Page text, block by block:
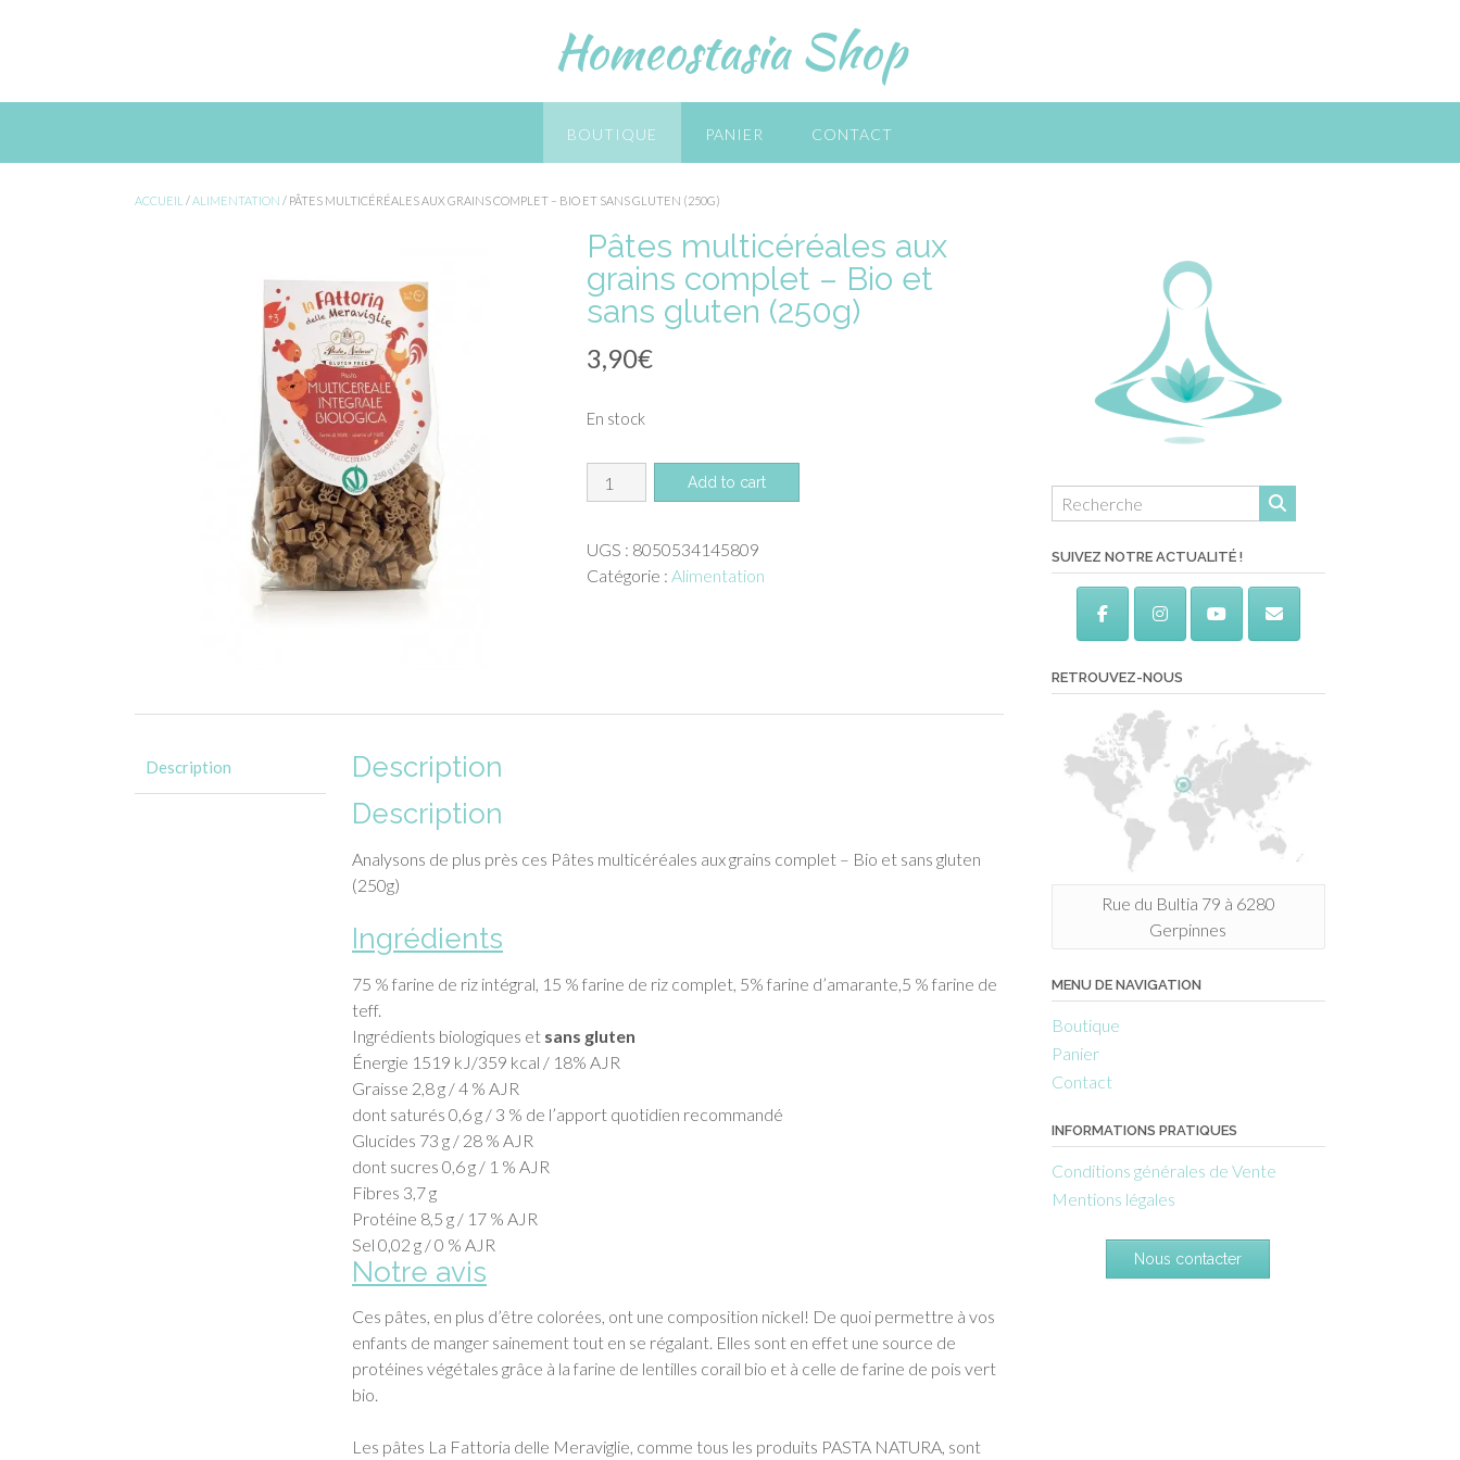
Homeostasia Shop
BOUTIQUE PANIER CONTACT
ACCUEIL /ALIMENTATION / PÂTES MULTICÉRÉALES AUX GRAINS COMPLET – BIO ET SANS GLUTEN (250G)
Pâtes multicéréales aux
grains complet – Bio et
sans gluten (250g)
3,90€
En stock
quantité
de
multicéréales
aux
et
Add to cart
UGS : 8050534145809
Catégorie :Alimentation
Description
Description
Description
Analysons de plus près ces Pâtes multicéréales aux grains complet – Bio et sans gluten
(250g)
Ingrédients
75 % farine de riz intégral, 15 % farine de riz complet, 5% farine d’amarante,5 % farine de
teff.
Ingrédients biologiques et sans gluten
Énergie 1519 kJ/359 kcal / 18% AJR
Graisse 2,8 g / 4 % AJR
dont saturés 0,6 g / 3 % de l’apport quotidien recommandé
Glucides 73 g / 28 % AJR
dont sucres 0,6 g / 1 % AJR
Fibres 3,7 g
Protéine 8,5 g / 17 % AJR
Sel 0,02 g / 0 % AJR
Notre avis
Ces pâtes, en plus d’être colorées, ont une composition nickel! De quoi permettre à vos
enfants de manger sainement tout en se régalant. Elles sont en effet une source de
protéines végétales grâce à la farine de lentilles corail bio et à celle de farine de pois vert
bio.
Les pâtes La Fattoria delle Meraviglie, comme tous les produits PASTA NATURA, sont
SUIVEZ NOTRE ACTUALITÉ !
RETROUVEZ-NOUS
Rue du Bultia 79 à 6280
Gerpinnes
MENU DE NAVIGATION
Boutique
Panier
Contact
INFORMATIONS PRATIQUES
Conditions générales de Vente
Mentions légales
Nous contacter